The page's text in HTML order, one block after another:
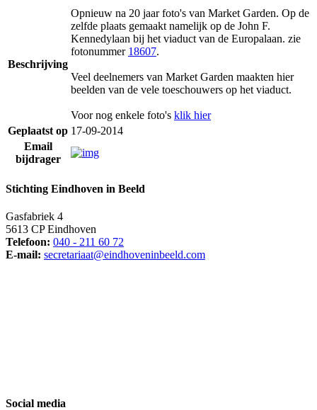
Beschrijving
Opnieuw na 20 jaar foto's van Market Garden. Op de
zelfde plaats gemaakt namelijk op de John F.
Kennedylaan bij het viaduct van de Europalaan. zie
fotonummer 18607.
Veel deelnemers van Market Garden maakten hier
beelden van de vele toeschouwers op het viaduct.
Voor nog enkele foto's klik hier
Geplaatst op 17-09-2014
Email
bijdrager
Stichting Eindhoven in Beeld
Gasfabriek 4
5613 CP Eindhoven
Telefoon: 040 - 211 60 72
E-mail: secretariaat@eindhoveninbeeld.com
Social media